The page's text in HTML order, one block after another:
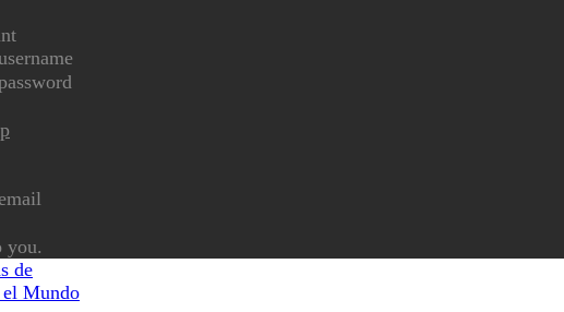
you.
de
el Mundo